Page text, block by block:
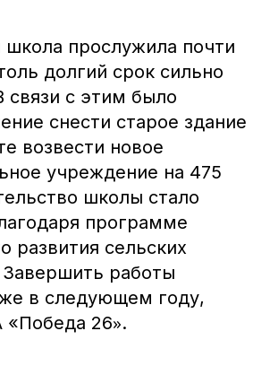
прослужила почти
долгий срок сильно
связи с этим было
снести старое здание
возвести новое
учреждение на 475
школы стало
программе
развития сельских
работы
в следующем году,
«Победа 26».